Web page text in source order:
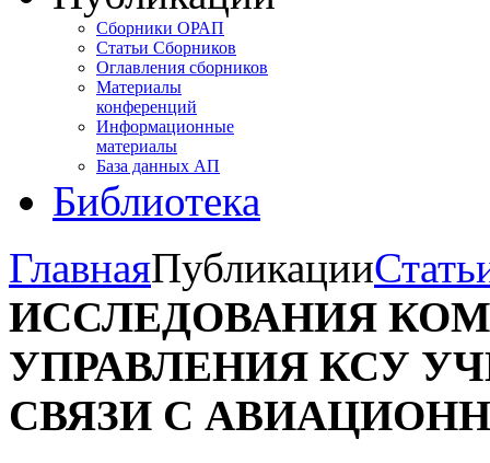
Сборники ОРАП
Статьи Сборников
Оглавления сборников
Материалы
конференций
Информационные
материалы
База данных АП
Библиотека
ГлавнаяПубликации
ИССЛЕДОВАНИЯ
УПРАВЛЕНИЯ КСУ
СВЯЗИ С